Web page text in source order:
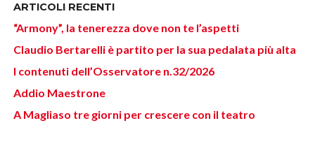
ARTICOLI RECENTI
“Armony”, la tenerezza dove non te l’aspetti
Claudio Bertarelli è partito per la sua pedalata più alta
I contenuti dell’Osservatore n.32/2026
Addio Maestrone
A Magliaso tre giorni per crescere con il teatro